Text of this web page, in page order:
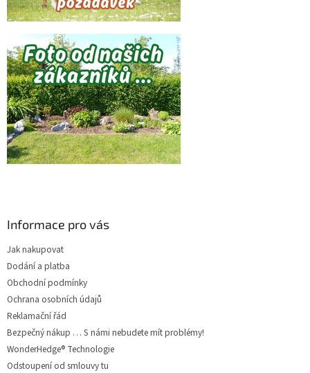
Informace pro vás
Jak nakupovat
Dodání a platba
Obchodní podmínky
Ochrana osobních údajů
Reklamační řád
Bezpečný nákup … S námi nebudete mít problémy!
WonderHedge® Technologie
Odstoupení od smlouvy tu